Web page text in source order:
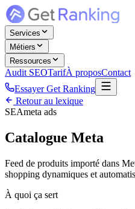
Services
Métiers
Ressources
Audit SEOTarifÀ proposContact
Essayer Get Ranking
Retour au lexique
SEAmeta ads
Catalogue Meta
Feed de produits importé dans
shopping dynamiques et
À quoi ça sert